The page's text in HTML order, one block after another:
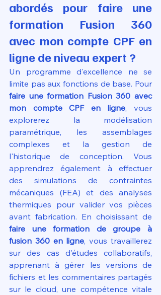
abordés pour faire une
formation Fusion 360
avec mon compte CPF en
ligne de niveau expert ?
Un programme d'excellence ne se
faire une formation Fusion 360 avec
mon compte CPF en ligne, vous
explorerez la modélisation
paramétrique, les assemblages
complexes et la gestion de
l'historique de conception. Vous
apprendrez également à effectuer
des simulations de contraintes
mécaniques (FEA) et des analyses
thermiques pour valider vos pièces
faire une formation de groupe à
fusion 360 en ligne, vous travaillerez
sur des cas d'études collaboratifs,
apprenant à gérer les versions de
fichiers et les commentaires partagés
sur le cloud, une compétence vitale